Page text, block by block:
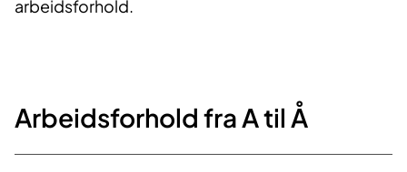
arbeidsforhold. ​
Arbeidsforhold fra A til Å